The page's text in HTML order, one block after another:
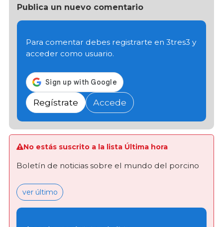
Publica un nuevo comentario
Para comentar debes registrarte en 3tres3 y
acceder como usuario.
Regístrate Accede
No estás suscrito a la lista Última hora
Boletín de noticias sobre el mundo del porcino
ver último